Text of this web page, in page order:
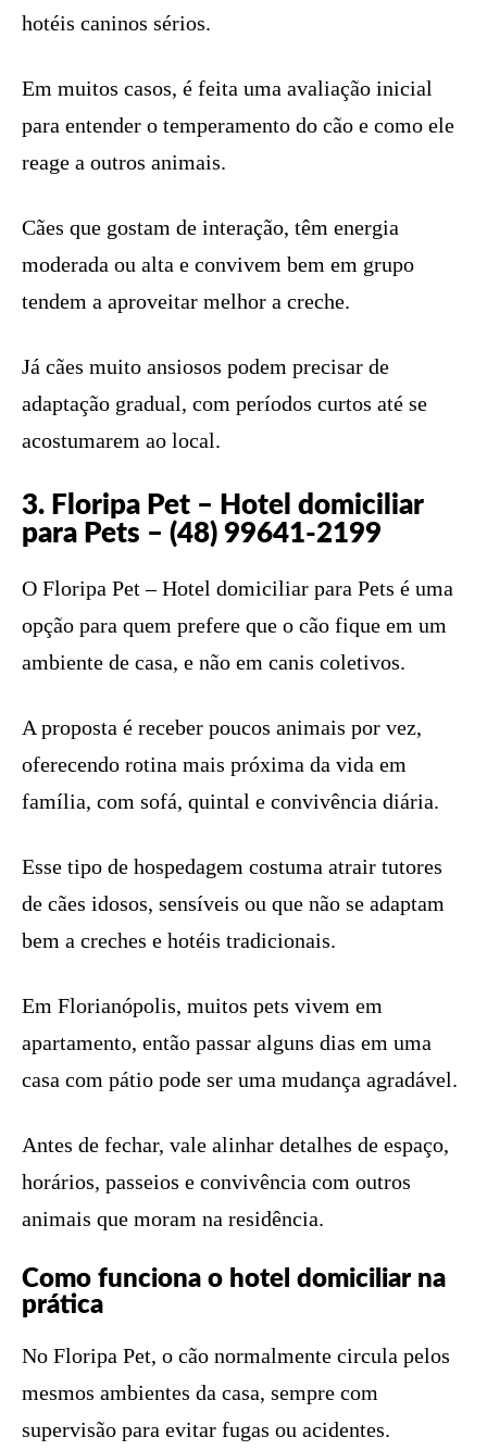
hotéis caninos sérios.
Em muitos casos, é feita uma avaliação inicial
para entender o temperamento do cão e como ele
reage a outros animais.
Cães que gostam de interação, têm energia
moderada ou alta e convivem bem em grupo
tendem a aproveitar melhor a creche.
Já cães muito ansiosos podem precisar de
adaptação gradual, com períodos curtos até se
acostumarem ao local.
3. Floripa Pet – Hotel domiciliar
para Pets – (48) 99641-2199
O Floripa Pet – Hotel domiciliar para Pets é uma
opção para quem prefere que o cão fique em um
ambiente de casa, e não em canis coletivos.
A proposta é receber poucos animais por vez,
oferecendo rotina mais próxima da vida em
família, com sofá, quintal e convivência diária.
Esse tipo de hospedagem costuma atrair tutores
de cães idosos, sensíveis ou que não se adaptam
bem a creches e hotéis tradicionais.
Em Florianópolis, muitos pets vivem em
apartamento, então passar alguns dias em uma
casa com pátio pode ser uma mudança agradável.
Antes de fechar, vale alinhar detalhes de espaço,
horários, passeios e convivência com outros
animais que moram na residência.
Como funciona o hotel domiciliar na
prática
No Floripa Pet, o cão normalmente circula pelos
mesmos ambientes da casa, sempre com
supervisão para evitar fugas ou acidentes.